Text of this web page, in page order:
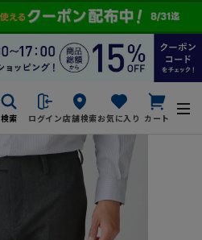
検索 ログイン店舗検索お気に入り カート